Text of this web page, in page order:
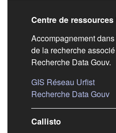
Liens
Centre de
Accompagnement
de la recherche
Recherche Data Gouv.
GIS Réseau Urfist
Recherche Data Gouv
Callisto